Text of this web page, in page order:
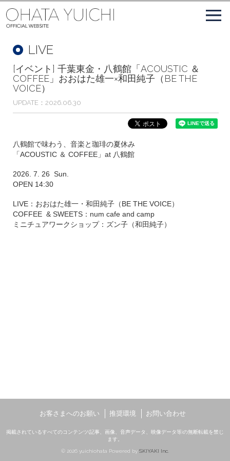
LIVE
[イベント] 千葉東金・八鶴館「ACOUSTIC ＆
COFFEE」おおはた雄一×和田純子（BE THE
VOICE）
UPDATE 2026.06.30
八鶴館で味わう、音楽と珈琲の夏休み
「ACOUSTIC ＆ COFFEE」at 八鶴館
2026. 7. 26 Sun.
OPEN 14:30
LIVE：おおはた雄一・和田純子（BE THE VOICE）
COFFEE & SWEETS：num cafe and camp
ミニチュアワークショップ：ズン子（和田純子）
お客さまへのお願い 推奨環境 お問い合わせ
掲載されているすべてのコンテンツ(記事、画像、音声データ、映像データ等)の無断転載を禁じ
ます。
© 2026 yuichiohata Powered by SKIYAKI Inc.